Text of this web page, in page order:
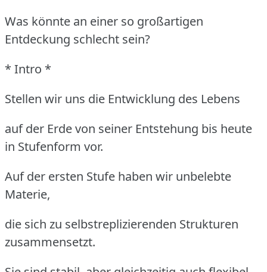
Was könnte an einer so großartigen
Entdeckung schlecht sein?
* Intro *
Stellen wir uns die Entwicklung des Lebens
auf der Erde von seiner Entstehung bis heute
in Stufenform vor.
Auf der ersten Stufe haben wir unbelebte
Materie,
die sich zu selbstreplizierenden Strukturen
zusammensetzt.